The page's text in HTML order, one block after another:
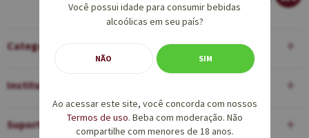
Categorias
Institucional
Suporte
Você possui idade para consumir bebidas
alcoólicas em seu país?
NÃO SIM
Ao acessar este site, você concorda com nossos
Termos de uso. Beba com moderação. Não
compartilhe com menores de 18 anos.